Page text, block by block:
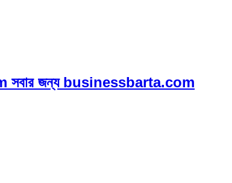
জন্য businessbarta.com